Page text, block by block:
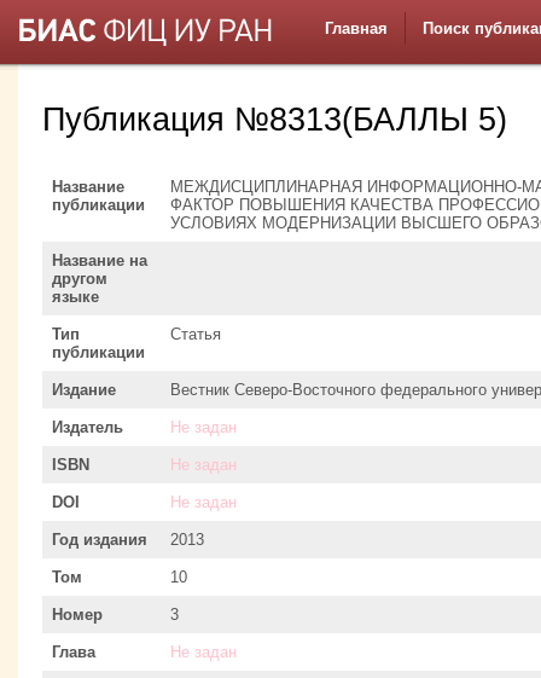
Главная Поиск
Публикация №8313(БАЛЛЫ 5)
Название
публикации
МЕЖДИСЦИПЛИНАРНАЯ ИНФОРМАЦИОННО-
ФАКТОР ПОВЫШЕНИЯ КАЧЕСТВА
УСЛОВИЯХ МОДЕРНИЗАЦИИ ВЫСШЕГО
Название на
другом
языке
Тип
публикации
Статья
Издание Вестник Северо-Восточного федерального
Издатель Не задан
ISBN Не задан
DOI Не задан
Год издания 2013
Том 10
Номер 3
Глава Не задан